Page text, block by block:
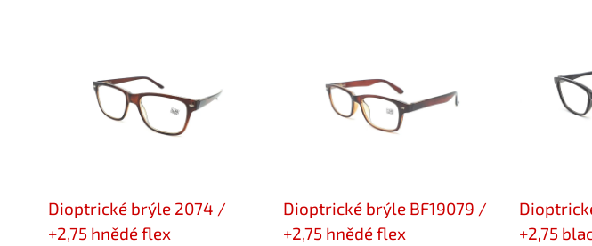
Dioptrické brýle 2074 /
+2,75 hnědé flex
Dioptrické brýle BF19079 /
+2,75 hnědé flex
+2,75